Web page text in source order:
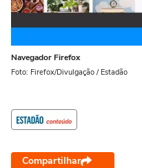
Navegador Firefox
Foto: Firefox/Divulgação / Estadão
Compartilhar